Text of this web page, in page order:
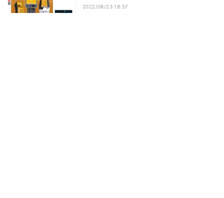
2022/08/23 18:57